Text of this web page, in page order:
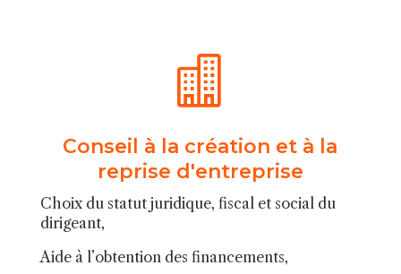

Conseil à la création et à la
reprise d'entreprise
Choix du statut juridique, fiscal et social du
dirigeant,
Aide à l’obtention des financements,